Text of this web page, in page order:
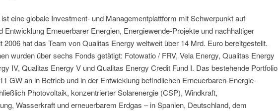
eine globale Investment- und Managementplattform mit Schwerpunkt auf
Entwicklung Erneuerbarer Energien, Energiewende-Projekte und nachhaltiger
2006 hat das Team von Qualitas Energy weltweit über 14 Mrd. Euro bereitgestellt.
wurden über sechs Fonds getätigt: Fotowatio / FRV, Vela Energy, Qualitas Energy
IV, Qualitas Energy V und Qualitas Energy Credit Fund I. Das bestehende Portfolio
GW an in Betrieb und in der Entwicklung befindlichen Erneuerbaren-Energie-
Photovoltaik, konzentrierter Solarenergie (CSP), Windkraft,
Wasserkraft und erneuerbarem Erdgas – in Spanien, Deutschland, dem